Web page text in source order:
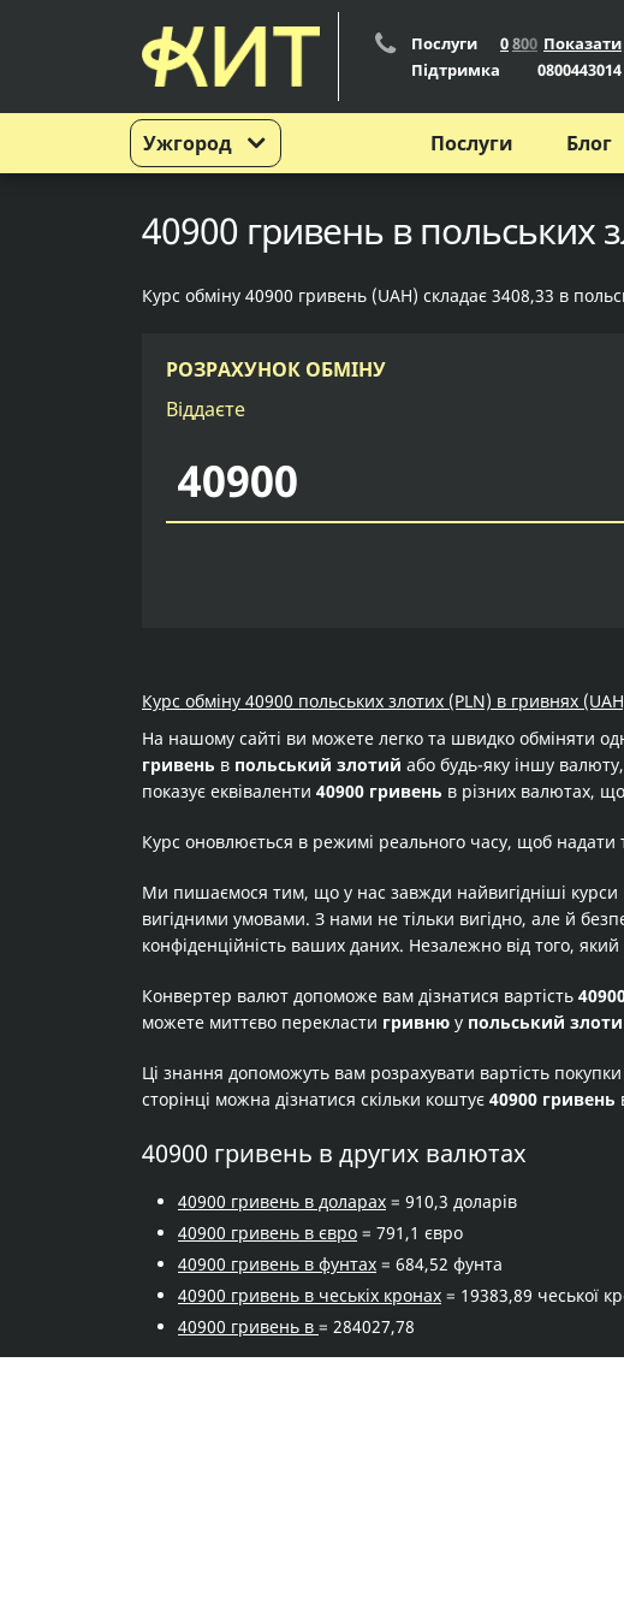
Ужгород
Послуги 0800 Показати
Підтримка
0800443014
Послуги Блог
40900 гривень в польських
Курс обміну 40900 гривень (UAH) складає 3408,33 в
РОЗРАХУНОК ОБМІНУ
Віддаєте
Курс обміну 40900 польських злотих (PLN) в гривнях
На нашому сайті ви можете легко та швидко обміняти
гривень в польський злотий або будь-яку іншу
показує еквіваленти 40900 гривень в різних валютах,
Курс оновлюється в режимі реального часу, щоб надати
Ми пишаємося тим, що у нас завжди найвигідніші
вигідними умовами. З нами не тільки вигідно, але й
конфіденційність ваших даних. Незалежно від того,
Конвертер валют допоможе вам дізнатися вартість
можете миттєво перекласти гривню у польський
Ці знання допоможуть вам розрахувати вартість покупки
сторінці можна дізнатися скільки коштує 40900 гривень
40900 гривень в других валютах
40900 гривень в доларах = 910,3 доларів
40900 гривень в євро = 791,1 євро
40900 гривень в фунтах = 684,52 фунта
40900 гривень в чеськіх кронах = 19383,89 чеської
40900 гривень в = 284027,78